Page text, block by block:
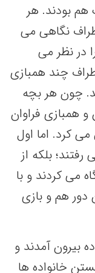
بودند. هر
نگاهی می
در نظر می
چند همبازی
چون هر بچه
همبازی فراوان
کرد. اما اول
بلکه از
می کردند و با
هم و بازی
بیرون آمدند و
خانواده ها